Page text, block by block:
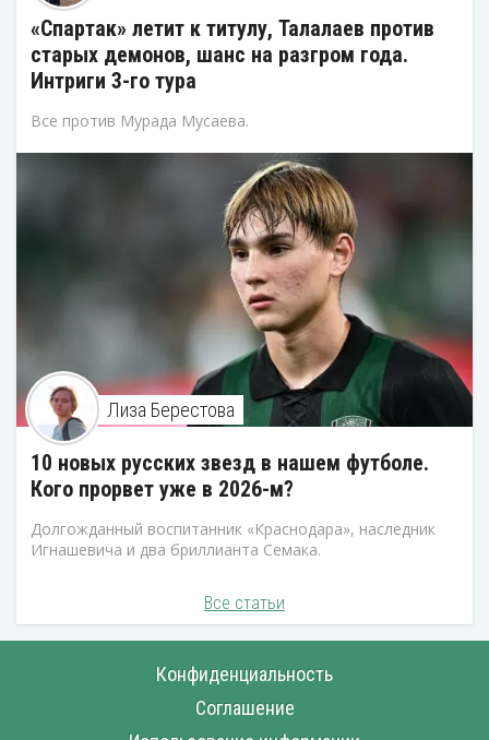
«Спартак» летит к титулу, Талалаев против
старых демонов, шанс на разгром года.
Интриги 3-го тура
Все против Мурада Мусаева.
Лиза Берестова
10 новых русских звезд в нашем футболе.
Кого прорвет уже в 2026-м?
Долгожданный воспитанник «Краснодара», наследник
Игнашевича и два бриллианта Семака.
Все статьи
Конфиденциальность
Соглашение